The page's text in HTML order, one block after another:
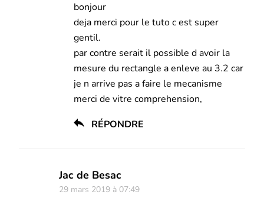
bonjour
deja merci pour le tuto c est super
gentil.
par contre serait il possible d avoir la
mesure du rectangle a enleve au 3.2 car
je n arrive pas a faire le mecanisme
merci de vitre comprehension,
RÉPONDRE
Jac de Besac
29 mars 2019 à 07:49